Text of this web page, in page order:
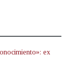
ex